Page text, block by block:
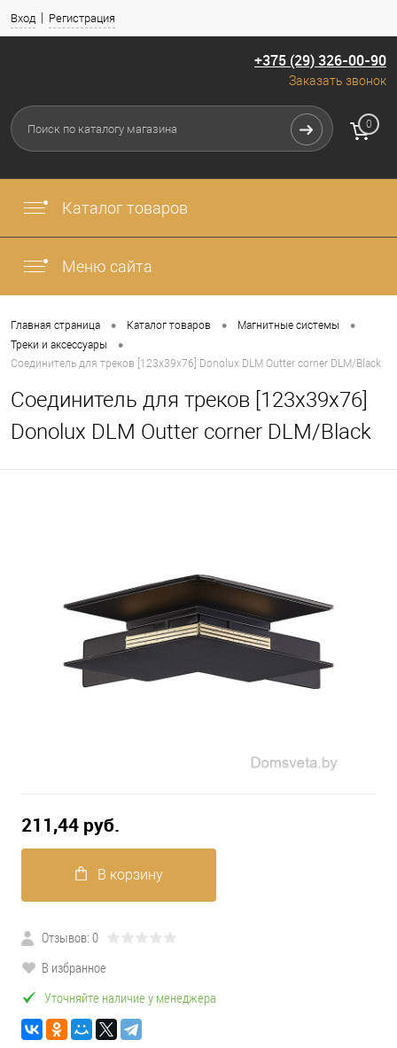
Вход Регистрация
+375 (29) 326-00-90
Заказать звонок
Меню сайта
Каталог товаров
0
Главная страница • Каталог товаров • Магнитные системы •
Треки и аксессуары •
Соединитель для треков [123x39x76] Donolux DLM Outter corner DLM/Black
Соединитель для треков [123x39x76]
Donolux DLM Outter corner DLM/Black
211,44 pуб.
В корзину
Отзывов: 0
В избранное
Уточняйте наличие у менеджера